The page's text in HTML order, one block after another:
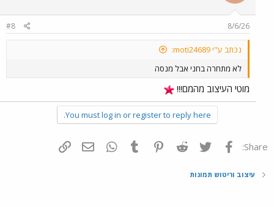
8/6/26
#8
נכתב ע"י moti24689:
לא מתחרה בחני אבל מנסה
מוטי העיצוב מהמם!!!
You must log in or register to reply here.
Share: פייסבוק Twitter
Reddit
Pinterest
Tumblr
WhatsAppדואר אלקטרוני
עיצוב וריטוש תמונות